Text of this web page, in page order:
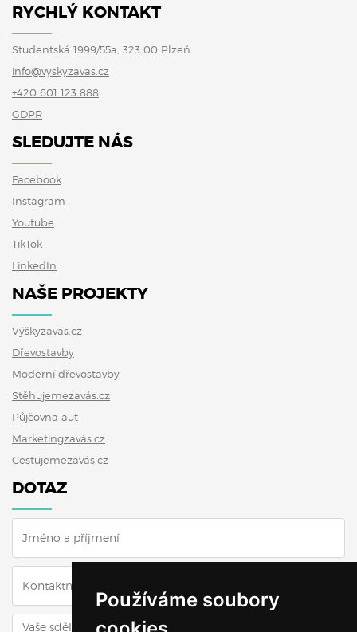
Používáme soubory
RYCHLÝ KONTAKT
Studentská 1999/55a, 323 00 Plzeň
info@vyskyzavas.cz
+420 601 123 888
GDPR
SLEDUJTE NÁS
Facebook
Instagram
Youtube
TikTok
LinkedIn
NAŠE PROJEKTY
Výškyzavás.cz
Dřevostavby
Moderní dřevostavby
Stěhujemezavás.cz
Půjčovna aut
Marketingzavás.cz
Cestujemezavás.cz
DOTAZ